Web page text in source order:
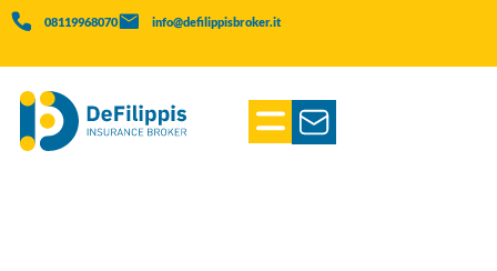
08119968070 info@defilippisbroker.it